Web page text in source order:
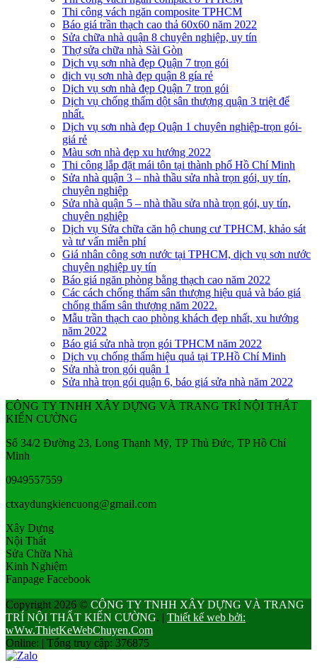
Thi công vách ngăn composite TPHCM
Báo giá trần thạch cao thả 60x60 năm 2022
Sửa chữa nhà quận 8 chuyên nghiệp, uy tín
Thợ sửa chữa nhà Sài Gòn
Dịch vụ sơn nhà đẹp Quận 7 trọn gói
dịch vụ sơn nhà đẹp quận 8 gía rẻ
Dịch vụ sơn nhà đẹp Quận 7 trọn gói
Dịch vụ chống thấm dột sân thượng quận 3 triệt để
nhất.
Dịch vụ sơn nhà đẹp Quận 1 chuyên nghiệp-trọn gói-
giá rẻ
Màu sơn nhà đẹp xu hướng 2022
Thi công lắp đặt mái tôn tại thành phố Hồ Chí Minh
Sửa nhà quận 3 – nhà thầu sửa nhà trọn gói, uy tín,
chuyên nghiệp
Sửa nhà quận 5 – nhà thầu sửa nhà trọn gói, uy tín,
chuyên nghiệp
Dịch vụ Sửa chữa căn hộ chung cư TPHCM, khảo sát
và tư vấn miễn phí
Giá nhân công sơn nước tại TPHCM, dịch vụ sơn nước
chuyên nghiệp uy tín
Báo giá ngăn phòng bằng thạch cao năm 2022
Các cách chống thấm sân thượng hiệu quả và báo giá
chống thấm sân thượng năm 2022.
Mẫu trần thạch cao phòng khách đẹp nhất, xu hướng
năm 2022
Báo giá sửa nhà trọn gói TPHCM năm 2022
Dịch vụ chống thấm hiệu quả tại TP.Hồ Chí Minh
Sửa nhà trọn gói quận 1
Sửa nhà trọn gói quận 6, báo giá sửa nhà năm 2022
CÔNG TY TNHH XÂY DỰNG VÀ TRANG TRÍ NỘI THẤT
KIẾN CƯỜNG
Số 34/2 Đường 23, Long Thạnh Mỹ, TP Thủ Đức, TP Hồ Chí
Minh
0949557559
ctxaydungkiencuong@gmail.com
Xây Dựng
Nội Thất
Sửa Chữa Nhà
Kinh Nghiệm
Fanpage Facebook
Copyright 2026 © CÔNG TY TNHH XÂY DỰNG VÀ TRANG
TRÍ NỘI THẤT KIẾN CƯỜNG. | Thiết kế web bởi:
wWw.ThietKeWebChuyen.Com
Online: | Tổng truy cập: 376875